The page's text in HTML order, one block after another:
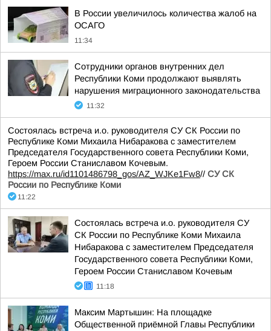
В России увеличилось количества жалоб на
ОСАГО
11:34
Сотрудники органов внутренних дел
Республики Коми продолжают выявлять
нарушения миграционного законодательства
11:32
Состоялась встреча и.о. руководителя СУ СК России по
Республике Коми Михаила Нибаракова с заместителем
Председателя Государственного совета Республики Коми,
Героем России Станиславом Кочевым.
https://max.ru/id1101486798_gos/AZ_WJKe1Fw8// СУ СК
России по Республике Коми
11:22
Состоялась встреча и.о. руководителя СУ
СК России по Республике Коми Михаила
Нибаракова с заместителем Председателя
Государственного совета Республики Коми,
Героем России Станиславом Кочевым
11:18
Максим Мартышин: На площадке
Общественной приёмной Главы Республики